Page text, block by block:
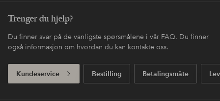
Trenger du hjelp?
Du finner svar på de vanligste spørsmålene i vår FAQ. Du finner
også informasjon om hvordan du kan kontakte oss.
Kundeservice Bestilling Betalingsmåte